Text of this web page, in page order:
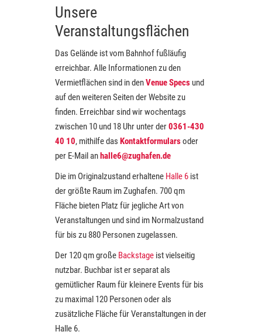
Unsere
Veranstaltungsflächen
Das Gelände ist vom Bahnhof fußläufig
erreichbar. Alle Informationen zu den
Vermietflächen sind in denVenue Specs und
auf den weiteren Seiten der Website zu
finden. Erreichbar sind wir wochentags
zwischen 10 und 18 Uhr unter der0361-430
40 10, mithilfe das Kontaktformularsoder
per E-Mail an halle6@zughafen.de
Die im Originalzustand erhaltene Halle 6 ist
der größte Raum im Zughafen. 700 qm
Fläche bieten Platz für jegliche Art von
Veranstaltungen und sind im Normalzustand
für bis zu 880 Personen zugelassen.
Der 120 qm große Backstage ist vielseitig
nutzbar. Buchbar ist er separat als
gemütlicher Raum für kleinere Events für bis
zu maximal 120 Personen oder als
zusätzliche Fläche für Veranstaltungen in der
Halle 6.